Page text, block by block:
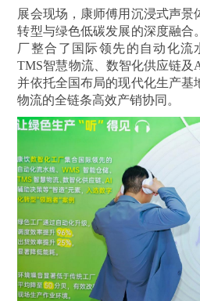
展会现场，康师傅用沉浸式声景
转型与绿色低碳发展的深度融合
厂整合了国际领先的自动化流
TMS智慧物流、数智化供应链及
并依托全国布局的现代化生产基
物流的全链条高效产销协同。